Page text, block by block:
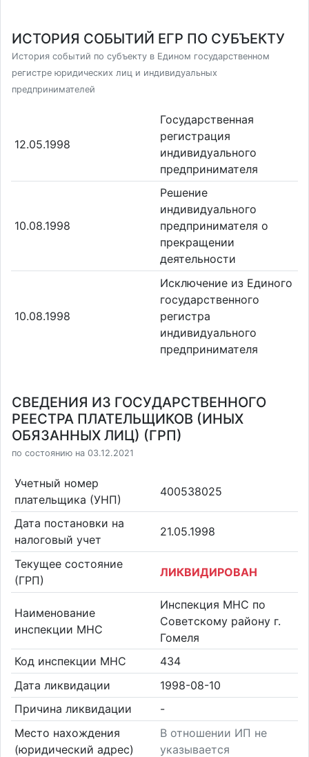
ИСТОРИЯ СОБЫТИЙ ЕГР ПО СУБЪЕКТУ
История событий по субъекту в Едином государственном
регистре юридических лиц и индивидуальных
предпринимателей
12.05.1998
Государственная
регистрация
индивидуального
предпринимателя
10.08.1998
Решение
индивидуального
предпринимателя о
прекращении
деятельности
10.08.1998
Исключение из Единого
государственного
регистра
индивидуального
предпринимателя
СВЕДЕНИЯ ИЗ ГОСУДАРСТВЕННОГО
РЕЕСТРА ПЛАТЕЛЬЩИКОВ (ИНЫХ
ОБЯЗАННЫХ ЛИЦ) (ГРП)
по состоянию на 03.12.2021
Учетный номер
плательщика (УНП)
400538025
Дата постановки на
налоговый учет
21.05.1998
Текущее состояние
(ГРП)
ЛИКВИДИРОВАН
Наименование
инспекции МНС
Инспекция МНС по
Советскому району г.
Гомеля
Код инспекции МНС
434
Дата ликвидации
1998-08-10
Причина ликвидации
-
Место нахождения
(юридический адрес)
В отношении ИП не
указывается